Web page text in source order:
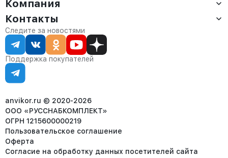
Доставка
Оплата
Сервис
Статус заказа
Статьи
Компания
О компании
Контакты
Партнёрам
Контакты
Отдел продаж:
8 (800) 234-22-62
corp@anvikor.ru
Ежедневно, с 7:00-19:00 (МСК)
Отдел рекламации:
8 (953) 455-25-61
Следите за новостями
Поддержка покупателей
anvikor.ru © 2020-2026
ООО «РУССНАБКОМПЛЕКТ»
ОГРН 1215600000219
Пользовательское соглашение
Оферта
Согласие на обработку данных посетителей сайта